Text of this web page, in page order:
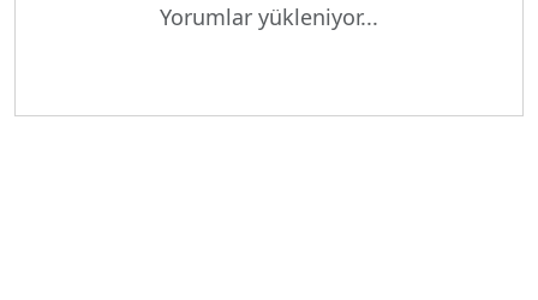
Yorumlar yükleniyor...